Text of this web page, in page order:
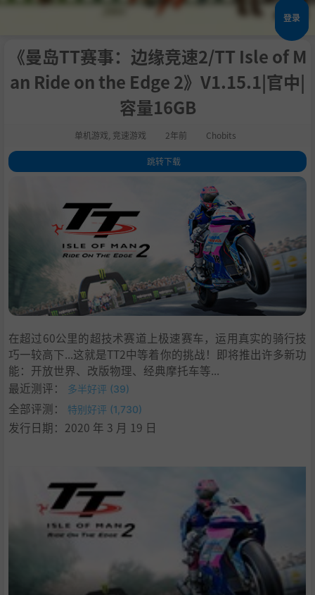
登录
《曼岛TT赛事：边缘竞速2/TT Isle of M
an Ride on the Edge 2》V1.15.1|官中|
容量16GB
单机游戏 竞速游戏 2年前 Chobits
跳转下载
学习下载
在超过60公里的超技术赛道上极速赛车，运用真实的骑行技
巧一较高下...这就是TT2中等着你的挑战！即将推出许多新功
能：开放世界、改版物理、经典摩托车等...
最近测评：
多半好评 (39)
全部评测： 特别好评 (1,730)
发行日期：2020 年 3 月 19 日